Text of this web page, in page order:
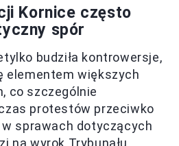
Kornice często
spór
budziła kontrowersje,
elementem większych
co szczególnie
protestów przeciwko
sprawach dotyczących
na wyrok Trybunału